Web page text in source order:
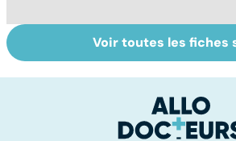
HPV : tout savoir
sur les
Tout
Voir toutes les fiches